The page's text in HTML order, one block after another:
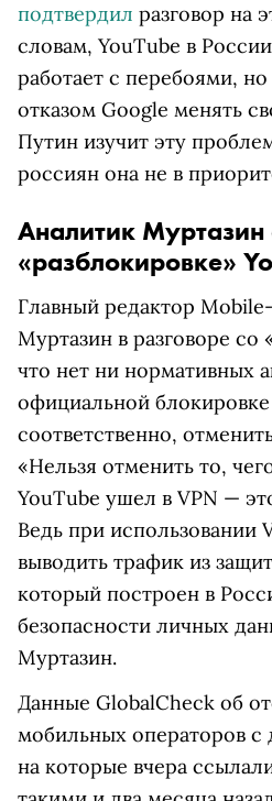
подтвердил разговор на
словам, YouTube в
работает с перебоями, но
отказом Google менять
Путин изучит эту
россиян она не в
Аналитик Муртазин
«разблокировке»
Главный редактор
Муртазин в разговоре
что нет ни нормативных
официальной
соответственно,
«Нельзя отменить то,
YouTube ушел в VPN —
Ведь при использовании
выводить трафик из
который построен в
безопасности личных
Муртазин.
Данные GlobalCheck об
мобильных операторов с
на которые вчера